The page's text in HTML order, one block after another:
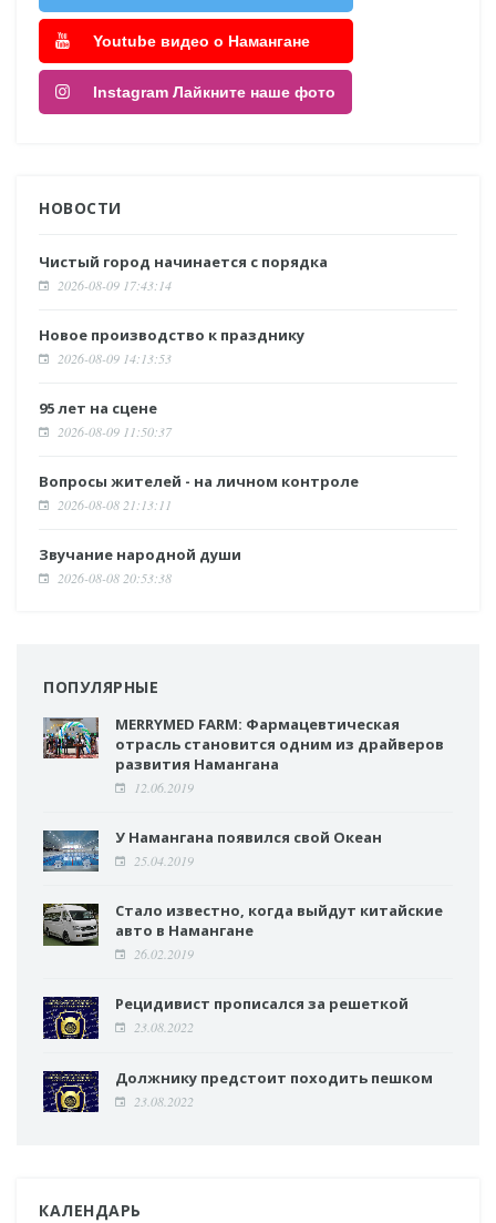
Youtube видео о Намангане
Instagram Лайкните наше фото
НОВОСТИ
Чистый город начинается с порядка
2026-08-09 17:43:14
Новое производство к празднику
2026-08-09 14:13:53
95 лет на сцене
2026-08-09 11:50:37
Вопросы жителей - на личном контроле
2026-08-08 21:13:11
Звучание народной души
2026-08-08 20:53:38
ПОПУЛЯРНЫЕ
MERRYMED FARM: Фармацевтическая
отрасль становится одним из драйверов
развития Намангана
12.06.2019
У Намангана появился свой Океан
25.04.2019
Стало известно, когда выйдут китайские
авто в Намангане
26.02.2019
Рецидивист прописался за решеткой
23.08.2022
Должнику предстоит походить пешком
23.08.2022
КАЛЕНДАРЬ